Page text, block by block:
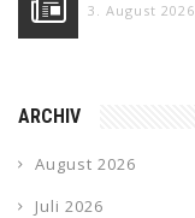
3. August 2026
ARCHIV
August 2026
Juli 2026